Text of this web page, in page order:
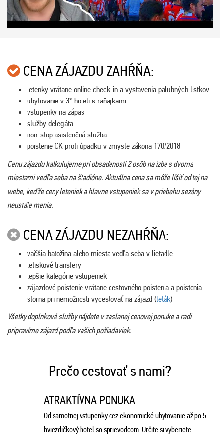
CENA ZÁJAZDU ZAHŔŇA:
letenky vrátane online check-in a vystavenia palubných lístkov
ubytovanie v 3* hoteli s raňajkami
vstupenky na zápas
služby delegáta
non-stop asistenčná služba
poistenie CK proti úpadku v zmysle zákona 170/2018
Cenu zájazdu kalkulujeme pri obsadenosti 2 osôb na izbe s dvoma
miestami vedľa seba na štadióne. Aktuálna cena sa môže líšiť od tej na
webe, keďže ceny leteniek a hlavne vstupeniek sa v priebehu sezóny
neustále menia.
CENA ZÁJAZDU NEZAHŔŇA:
väčšia batožina alebo miesta vedľa seba v lietadle
letiskové transfery
lepšie kategórie vstupeniek
zájazdové poistenie vrátane cestovného poistenia a poistenia
storna pri nemožnosti vycestovať na zájazd (leták)
Všetky doplnkové služby nájdete v zaslanej cenovej ponuke a radi
pripravíme zájazd podľa vašich požiadaviek.
Prečo cestovať s nami?
ATRAKTÍVNA PONUKA
Od samotnej vstupenky cez ekonomické ubytovanie až po 5
hviezdičkový hotel so sprievodcom. Určite si vyberiete.